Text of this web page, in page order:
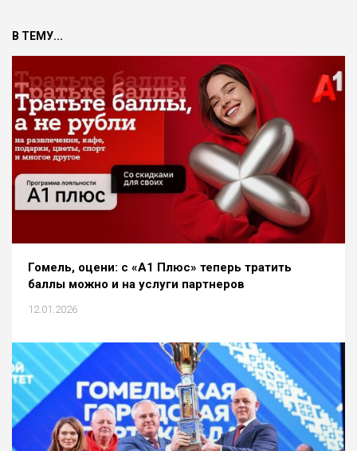
В ТЕМУ...
Гомель, оцени: с «A1 Плюс» теперь тратить
баллы можно и на услуги партнеров
12.01.2026